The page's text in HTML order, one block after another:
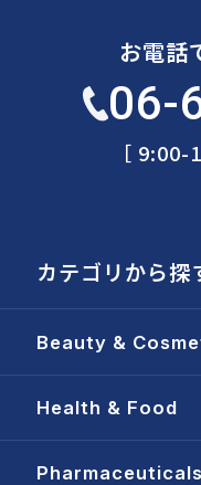
お電話
06-
［ 9:00-
カテゴリから探
Beauty &
Health & Food